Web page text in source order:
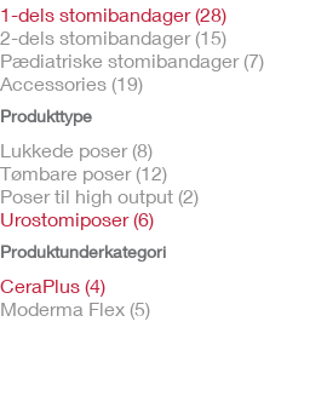
1-dels stomibandager (28)
2-dels stomibandager (15)
Pædiatriske stomibandager (7)
Accessories (19)
Produkttype
Lukkede poser (8)
Tømbare poser (12)
Poser til high output (2)
Urostomiposer (6)
Produktunderkategori
CeraPlus (4)
Moderma Flex (5)